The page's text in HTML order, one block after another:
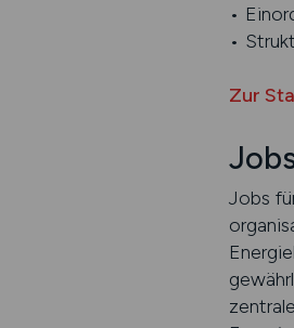
•
•
Zur
Jobs